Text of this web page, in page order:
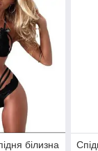
білизна